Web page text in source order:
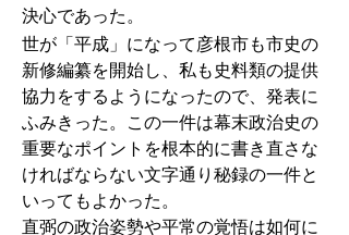
決心であった。
世が「平成」になって彦根市も市史の
新修編纂を開始し、私も史料類の提供
協力をするようになったので、発表に
ふみきった。この一件は幕末政治史の
重要なポイントを根本的に書き直さな
ければならない文字通り秘録の一件と
いってもよかった。
直弼の政治姿勢や平常の覚悟は如何に